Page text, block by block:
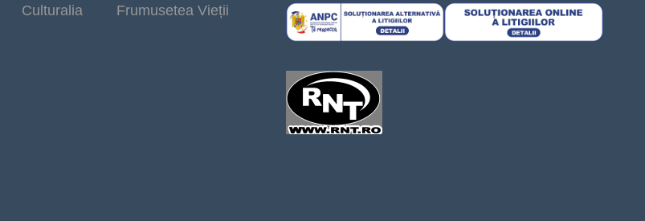
Culturalia Frumusetea Vieții